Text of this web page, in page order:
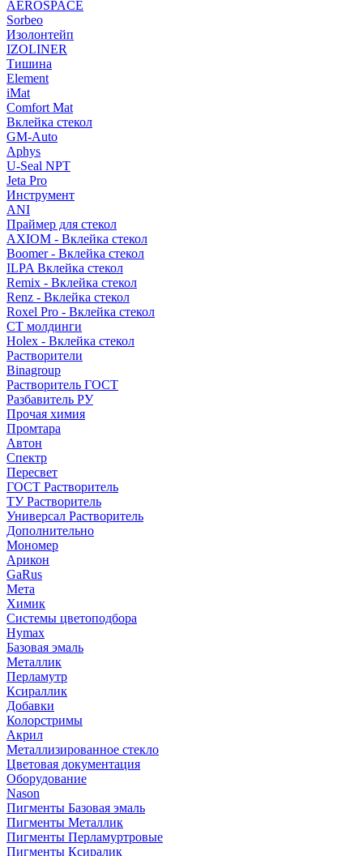
AEROSPACE
Sorbeo
Изолонтейп
IZOLINER
Тишина
Element
iMat
Comfort Mat
Вклейка стекол
GM-Auto
Aphys
U-Seal NPT
Jeta Pro
Инструмент
ANI
Праймер для стекол
AXIOM - Вклейка стекол
Boomer - Вклейка стекол
ILPA Вклейка стекол
Remix - Вклейка стекол
Renz - Вклейка стекол
Roxel Pro - Вклейка стекол
СТ молдинги
Holex - Вклейка стекол
Растворители
Binagroup
Растворитель ГОСТ
Разбавитель РУ
Прочая химия
Промтара
Автон
Спектр
Пересвет
ГОСТ Растворитель
ТУ Растворитель
Универсал Растворитель
Дополнительно
Мономер
Арикон
GaRus
Мета
Химик
Системы цветоподбора
Hymax
Базовая эмаль
Металлик
Перламутр
Ксираллик
Добавки
Колорстримы
Акрил
Металлизированное стекло
Цветовая документация
Оборудование
Nason
Пигменты Базовая эмаль
Пигменты Металлик
Пигменты Перламуртровые
Пигменты Ксиралик